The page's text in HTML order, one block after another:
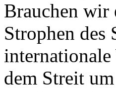
Brauchen wir
Strophen
dem Streit